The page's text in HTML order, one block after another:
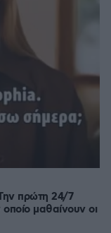
πρώτη 24/7
μαθαίνουν οι